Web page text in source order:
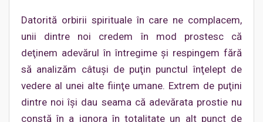
Datorită orbirii spirituale în care ne complacem,
unii dintre noi credem în mod prostesc că
deţinem adevărul în întregime şi respingem fără
să analizăm câtuşi de puţin punctul înţelept de
vedere al unei alte fiinţe umane. Extrem de puţini
dintre noi îşi dau seama că adevărata prostie nu
constă în a ignora în totalitate un alt punct de